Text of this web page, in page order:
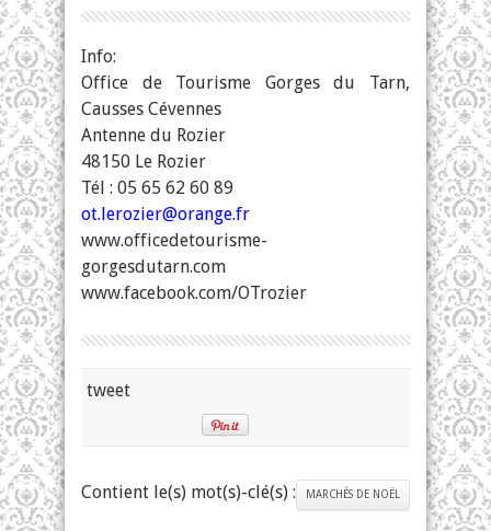
Info:
Office de Tourisme Gorges du Tarn,
Causses Cévennes
Antenne du Rozier
48150 Le Rozier
Tél : 05 65 62 60 89
ot.lerozier@orange.fr
www.officedetourisme-
gorgesdutarn.com
www.facebook.com/OTrozier
tweet
Contient le(s) mot(s)-clé(s) : MARCHÉS DE NOËL